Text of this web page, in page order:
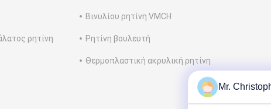
Βινυλίου ρητίνη VMCH
ρητίνη Ρητίνη βουλευτή
Θερμοπλαστική ακρυλική ρητίνη
Mr.